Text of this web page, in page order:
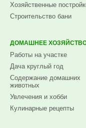
Хозяйственные
Строительство бани
ДОМАШНЕЕ
Работы на участке
Дача круглый год
Содержание домашних
животных
Увлечения и хобби
Кулинарные рецепты